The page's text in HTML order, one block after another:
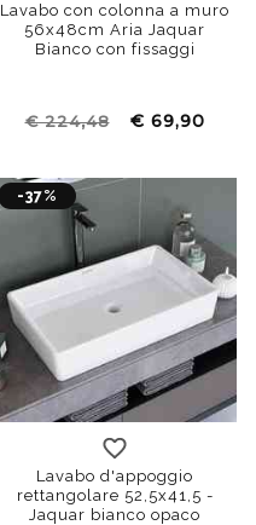
Lavabo con colonna a muro
56x48cm Aria Jaquar
Bianco con fissaggi
€ 224,48 € 69,90
-37%
Lavabo d'appoggio
rettangolare 52,5x41,5 -
Jaquar bianco opaco